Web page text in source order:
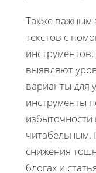
Также важным
текстов с
выявляют
варианты для
инструменты
избыточности
читабельным.
снижения
блогах и